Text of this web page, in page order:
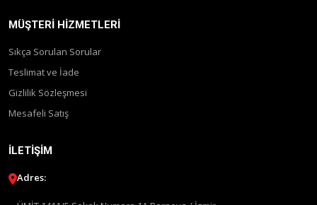
MÜŞTERI HIZMETLERI
Sıkça Sorulan Sorular
Teslimat ve İade
Gizlilik Sözleşmesi
Mesafeli Satış
İLETIŞIM
Adres: